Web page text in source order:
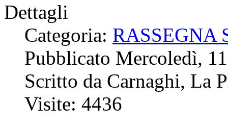
Dettagli
Categoria: RASSEGNA
Pubblicato Mercoledì,
Scritto da Carnaghi, La
Visite: 4436